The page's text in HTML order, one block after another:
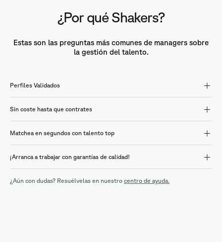
¿Por qué Shakers?
Estas son las preguntas más comunes de managers sobre
la gestión del talento.
Perfiles Validados
Sin coste hasta que contrates
Matchea en segundos con talento top
¡Arranca a trabajar con garantías de calidad!
¿Aún con dudas? Resuélvelas en nuestro centro de ayuda.